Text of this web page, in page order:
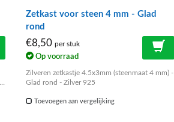
Zetkast voor steen 4 mm - Glad
rond
€8,50 per stuk
Op voorraad
Zilveren zetkastje 4.5x3mm (steenmaat 4 mm) -
Glad rond - Zilver 925
Toevoegen aan vergelijking